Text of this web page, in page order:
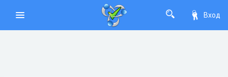
Вход